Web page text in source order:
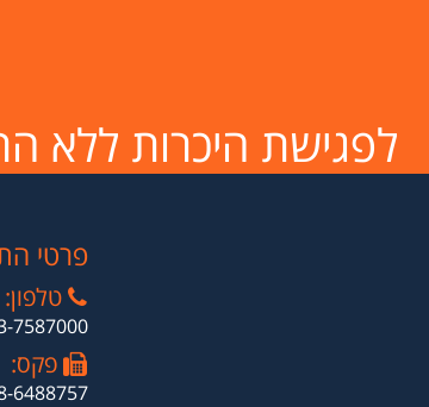
לפגישת היכרות ללא
פרטי
טלפון:
7587000
פקס:
6488757